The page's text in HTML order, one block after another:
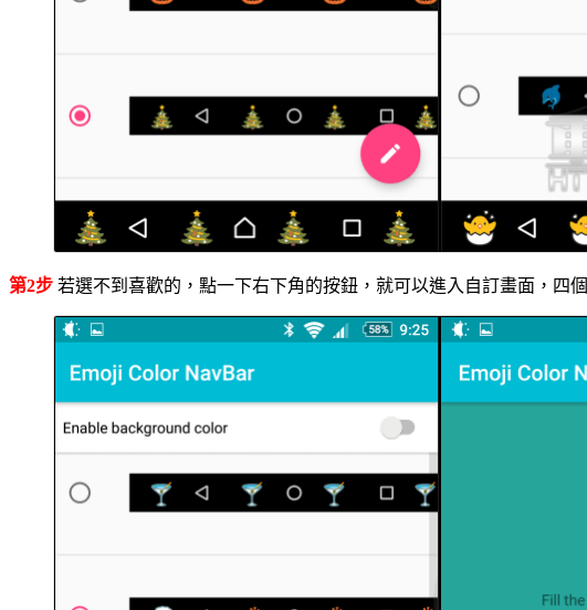
第2步 若選不到喜歡的，點一下右下角的按鈕，就可以進入自訂畫面，四